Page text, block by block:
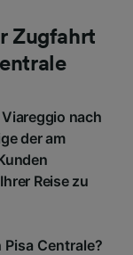
Zugfahrt
nach
der am
Reise zu
Centrale?